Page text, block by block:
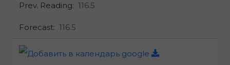
Prev. Reading: 116.5
Forecast: 116.5